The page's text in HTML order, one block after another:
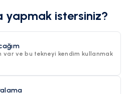
yapmak istersiniz?
var ve bu tekneyi kendim kullanmak